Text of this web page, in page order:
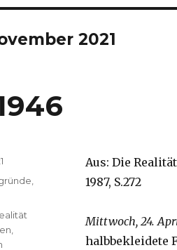
2021
Aus: Die
1987, S.272
Mittwoch, 24.
halbbekleidete